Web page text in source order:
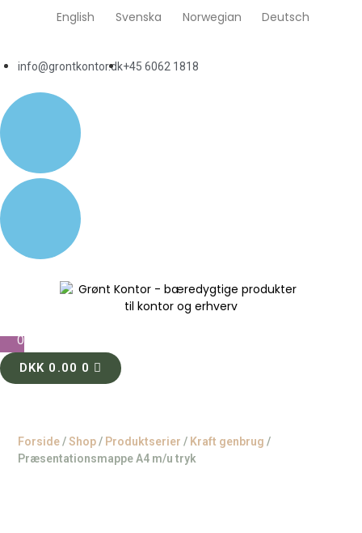
English Svenska Norwegian Deutsch
info@grontkontor.dk+45 6062 1818
0
DKK 0.00 0
Forside/Shop/ Produktserier / Kraft genbrug /
Præsentationsmappe A4 m/u tryk